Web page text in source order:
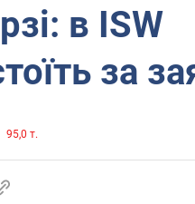
в ISW
за
95,0 т.